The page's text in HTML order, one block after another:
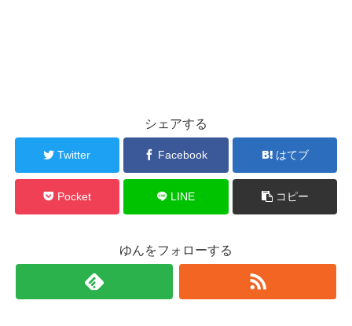
シェアする
Twitter Facebook はてブ
Pocket LINE コピー
ゆんをフォローする